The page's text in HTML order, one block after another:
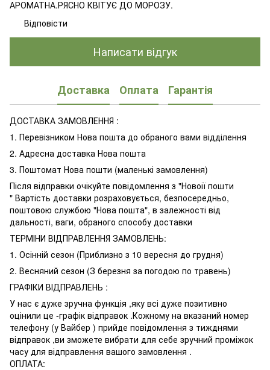
АРОМАТНА.РЯСНО КВІТУЄ ДО МОРОЗУ.
Відповісти
Написати відгук
Доставка Оплата Гарантія
ДОСТАВКА ЗАМОВЛЕННЯ :
1. Перевізником Нова пошта до обраного вами відділення
2. Адресна доставка Нова пошта
3. Поштомат Нова пошти (маленькі замовлення)
Після відправки очікуйте повідомлення з "Новоії пошти
" Вартість доставки розраховується, безпосередньо,
поштовою службою "Нова пошта", в залежності від
дальності, ваги, обраного способу доставки
ТЕРМІНИ ВІДПРАВЛЕННЯ ЗАМОВЛЕНЬ:
1. Осінній сезон (Приблизно з 10 вересня до грудня)
2. Весняний сезон (З березня за погодою по травень)
ГРАФІКИ ВІДПРАВЛЕНЬ :
У нас є дуже зручна функція ,яку всі дуже позитивно
оцінили це -графік відправок .Кожному на вказаний номер
телефону (у Вайбер ) прийде повідомлення з тижднями
відправок ,ви зможете вибрати для себе зручний проміжок
часу для відправлення вашого замовлення .
ОПЛАТА: